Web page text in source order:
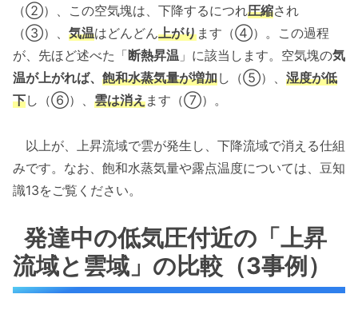
（②）、この空気塊は、下降するにつれ圧縮され
（③）、 気温はどんどん上がります（④）。この過程
が、先ほど述べた「断熱昇温 」に該当します。空気塊の気
温が上がれば、 飽和水蒸気量が増加し（⑤）、 湿度が低
下し（⑥）、 雲は消えます（⑦）。
以上が、上昇流域で雲が発生し、下降流域で消える仕組
みです。なお、飽和水蒸気量や露点温度については、豆知
識13をご覧ください。
発達中の低気圧付近の「上昇
流域と雲域」の比較（3事例）